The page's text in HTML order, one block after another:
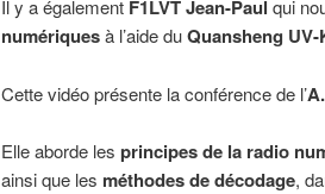
Il y a également F1LVT Jean-Paul qui
numériquesà l’aide duQuansheng UV-
Cette vidéo présente la conférence de l’A.
Elle aborde les principes de la radio
ainsi que les méthodes de décodage,